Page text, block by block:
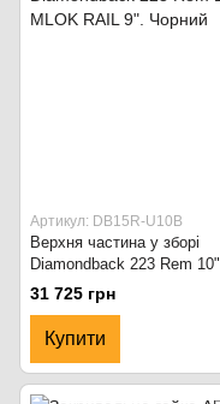
Артикул: DB15R-U10B
Верхня частина у зборі
Diamondback 223 Rem 10"
MLOK RAIL 9". Чорний
31 725 грн
Купити